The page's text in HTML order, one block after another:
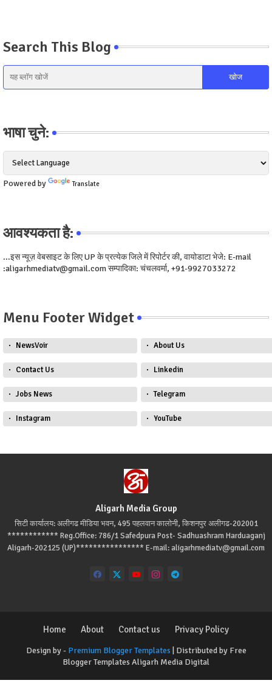
Search This Blog
भाषा चुने:
Powered by Translate
आवश्यकता है:
...इस न्यूज़ वेबसाइट के लिए UP के प्रत्येक जिले में रिपोर्टर की, वायोडाटा भेजे: E-mail
:aligarhmediatv@gmail.com सम्पादिका: चंचलवर्मा, +91-9927033272
Menu Footer Widget
NewsVoir About Us
Contact Us Linkedin
Jobs News Telegram
Instagram YouTube
Aligarh Media Group
सिटी कार्यालय: अलीगढ मीडिया भवन, 495 पहलवान कालोनी, किशनपुर अलीगढ-202001
************ Reg.Office: 786/1 Safedpura Post- Sadhuashram Harduaganj
Aligarh-202125 (UP)**************** E-mail: aligarhmediatv@gmail.com
Design by - Premium Blogger Templates | Distributed by Free
Blogger Templates Aligarh Media Digital
Home About Contact us Privacy Policy